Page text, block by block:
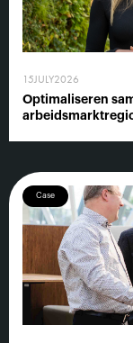
15JULY2026
Optimaliseren
Case